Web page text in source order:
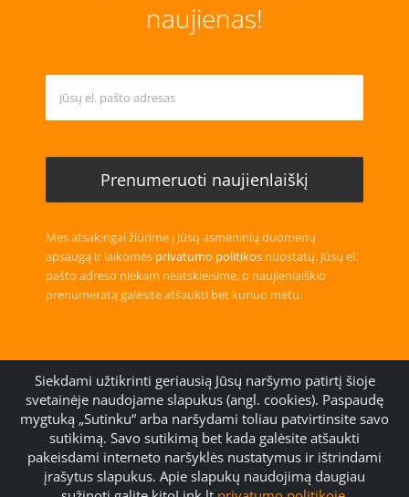
naujienas!
Mes atsakingai žiūrime į jūsų asmeninių duomenų
apsaugą ir laikomės privatumo politikos nuostatų. Jūsų el.
pašto adreso niekam neatskleisime, o naujienlaiškio
prenumeratą galėsite atšaukti bet kuriuo metu.
Handmade with
Community Template
© 2006 ( kathTreff) -2026 Gudrun Kugler
Siekdami užtikrinti geriausią Jūsų naršymo patirtį šioje
svetainėje naudojame slapukus (angl. cookies). Paspaudę
mygtuką „Sutinku“ arba naršydami toliau patvirtinsite savo
sutikimą. Savo sutikimą bet kada galėsite atšaukti
pakeisdami interneto naršyklės nustatymus ir ištrindami
įrašytus slapukus. Apie slapukų naudojimą daugiau